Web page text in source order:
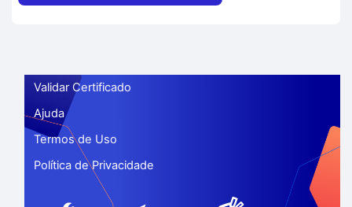
Validar Certificado
Ajuda
Termos de Uso
Política de Privacidade